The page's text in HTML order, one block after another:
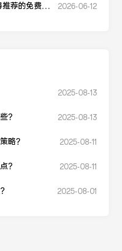
荐的免费
2026-06-12
2025-08-13
？ 2025-08-13
略？ 2025-08-11
？ 2025-08-11
2025-08-01